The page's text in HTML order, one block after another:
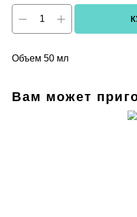
Объем 50 мл
Вам может